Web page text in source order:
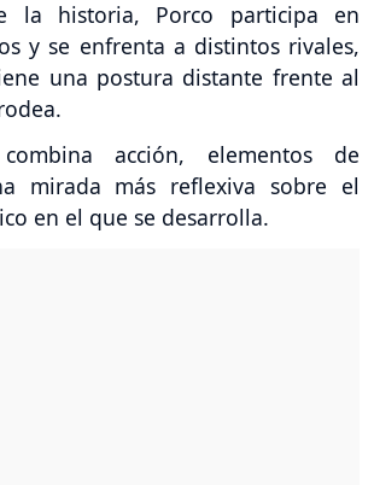
historia, Porco participa en
y se enfrenta a distintos rivales,
una postura distante frente al
acción, elementos de
mirada más reflexiva sobre el
en el que se desarrolla.